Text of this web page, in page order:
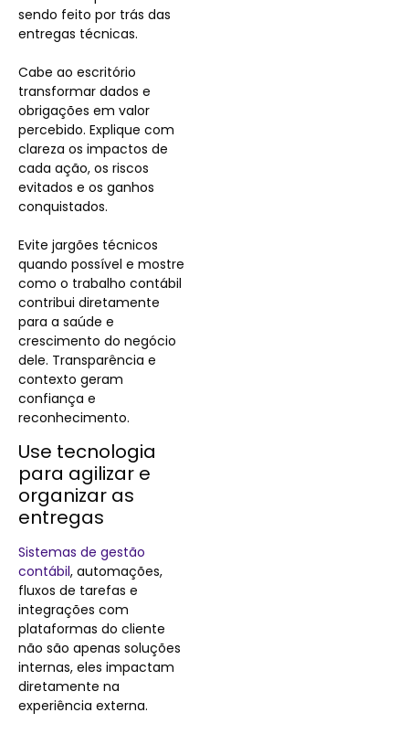
sendo feito por trás das
entregas técnicas.
Cabe ao escritório
transformar dados e
obrigações em valor
percebido. Explique com
clareza os impactos de
cada ação, os riscos
evitados e os ganhos
conquistados.
Evite jargões técnicos
quando possível e mostre
como o trabalho contábil
contribui diretamente
para a saúde e
crescimento do negócio
dele. Transparência e
contexto geram
confiança e
reconhecimento.
Use tecnologia
para agilizar e
organizar as
entregas
Sistemas de gestão
contábil, automações,
fluxos de tarefas e
integrações com
plataformas do cliente
não são apenas soluções
internas, eles impactam
diretamente na
experiência externa.